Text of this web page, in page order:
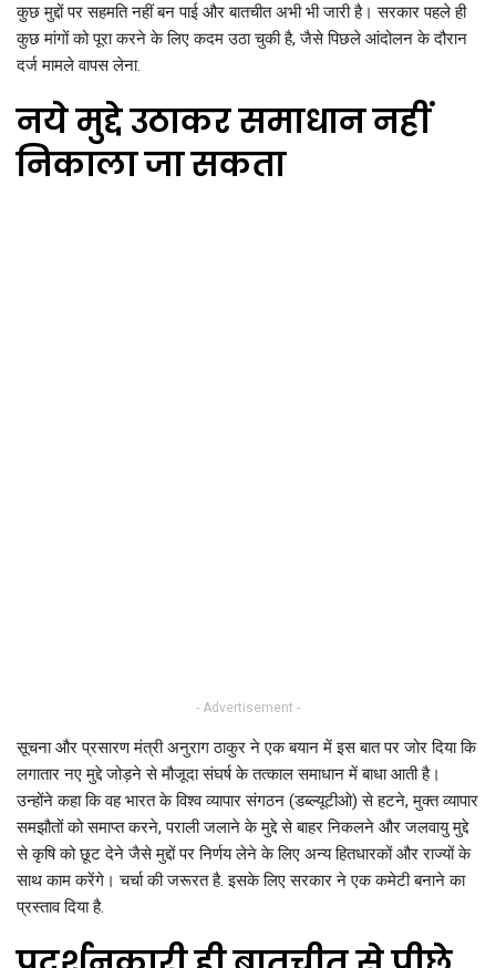
कुछ मुद्दों पर सहमति नहीं बन पाई और बातचीत अभी भी जारी है। सरकार पहले ही
कुछ मांगों को पूरा करने के लिए कदम उठा चुकी है, जैसे पिछले आंदोलन के दौरान
दर्ज मामले वापस लेना.
नये मुद्दे उठाकर समाधान नहीं
निकाला जा सकता
- Advertisement -
सूचना और प्रसारण मंत्री अनुराग ठाकुर ने एक बयान में इस बात पर जोर दिया कि
लगातार नए मुद्दे जोड़ने से मौजूदा संघर्ष के तत्काल समाधान में बाधा आती है।
उन्होंने कहा कि वह भारत के विश्व व्यापार संगठन (डब्ल्यूटीओ) से हटने, मुक्त व्यापार
समझौतों को समाप्त करने, पराली जलाने के मुद्दे से बाहर निकलने और जलवायु मुद्दे
से कृषि को छूट देने जैसे मुद्दों पर निर्णय लेने के लिए अन्य हितधारकों और राज्यों के
साथ काम करेंगे। चर्चा की जरूरत है. इसके लिए सरकार ने एक कमेटी बनाने का
प्रस्ताव दिया है.